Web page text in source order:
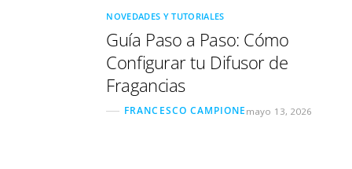
NOVEDADES Y TUTORIALES
Guía Paso a Paso: Cómo
Configurar tu Difusor de
Fragancias
FRANCESCO CAMPIONE mayo 13, 2026